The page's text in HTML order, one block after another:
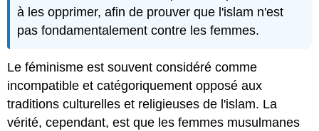
à les opprimer, afin de prouver que l'islam n'est
pas fondamentalement contre les femmes.
Le féminisme est souvent considéré comme
incompatible et catégoriquement opposé aux
traditions culturelles et religieuses de l'islam. La
vérité, cependant, est que les femmes musulmanes